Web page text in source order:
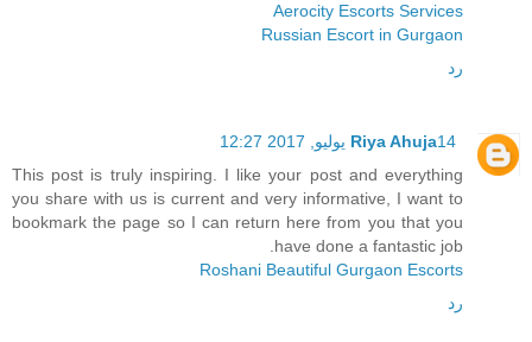
Aerocity Escorts Services
Russian Escort in Gurgaon
رد
Riya Ahuja14 يوليو, 2017 12:27
This post is truly inspiring. I like your post and everything
you share with us is current and very informative, I want to
bookmark the page so I can return here from you that you
have done a fantastic job.
Roshani Beautiful Gurgaon Escorts
رد